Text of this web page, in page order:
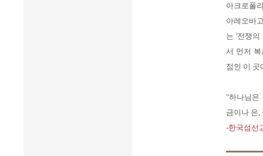
아크로폴
아레오바
는 '전쟁
서 먼저 복
점인 이 곳
"하나님은
금이나 은,
-한국섬선